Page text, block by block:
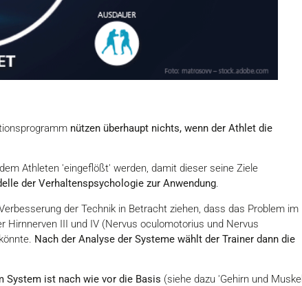
nützen überhaupt nichts, wenn der Athlet die
Athleten 'eingeflößt' werden, damit dieser seine Ziele
der Verhaltenspsychologie zur Anwendung.
der Technik in Betracht ziehen, dass das Problem im
III und IV (Nervus oculomotorius und Nervus
Nach der Analyse der Systeme wählt der Trainer dann die
System ist nach wie vor die Basis (siehe dazu 'Gehirn und Muskel